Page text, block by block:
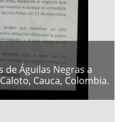
de Águilas Negras a
Cauca, Colombia.